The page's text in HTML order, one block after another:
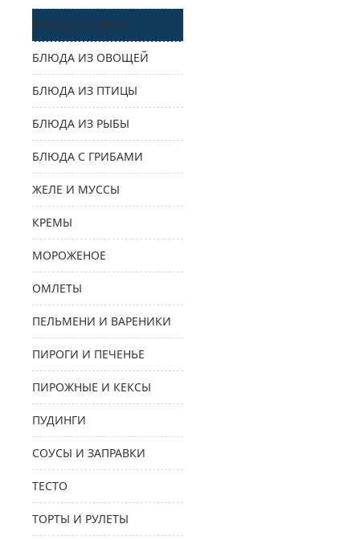
БЛЮДА ИЗ МЯСА
БЛЮДА ИЗ ОВОЩЕЙ
БЛЮДА ИЗ ПТИЦЫ
БЛЮДА ИЗ РЫБЫ
БЛЮДА С ГРИБАМИ
ЖЕЛЕ И МУССЫ
КРЕМЫ
МОРОЖЕНОЕ
ОМЛЕТЫ
ПЕЛЬМЕНИ И ВАРЕНИКИ
ПИРОГИ И ПЕЧЕНЬЕ
ПИРОЖНЫЕ И КЕКСЫ
ПУДИНГИ
СОУСЫ И ЗАПРАВКИ
ТЕСТО
ТОРТЫ И РУЛЕТЫ